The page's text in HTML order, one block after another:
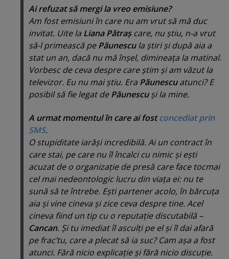
Ai refuzat să mergi la vreo emisiune?
Am fost emisiuni în care nu am vrut să mă duc
invitat. Uite la Liana Pătraşcare, nu ştiu, n-a vrut
să-l primească pePăunescula ştiri şi după aia a
stat un an, dacă nu mă înşel, dimineaţa la matinal.
Vorbesc de ceva despre care ştim şi am văzut la
televizor. Eu nu mai ştiu. Era Păunescuatunci? E
posibil să fie legat dePăunescuşi la mine.
A urmat momentul în care ai fostconcediat prin
SMS.
O stupiditate iarăşi incredibilă. Ai un contract în
care stai, pe care nu îl încalci cu nimic şi eşti
acuzat de o organizaţie de presă care face tocmai
cel mai nedeontologic lucru din viaţa ei: nu te
sună să te întrebe. Eşti partener acolo, în bărcuţa
aia şi vine cineva şi zice ceva despre tine. Acel
cineva fiind un tip cu o reputaţie discutabilă –
Cancan. Şi tu imediat îl asculţi pe el şiîl dai afară
pe frac’tu, care a plecat să ia suc? Cam aşa a fost
atunci. Fără nicio explicaţie şi fără nicio discuţie.